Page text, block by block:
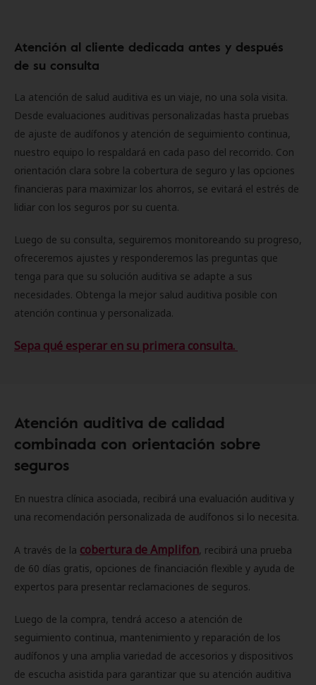
Atención al cliente dedicada antes y después
de su consulta
La atención de salud auditiva es un viaje, no una sola visita.
Desde evaluaciones auditivas personalizadas hasta pruebas
de ajuste de audífonos y atención de seguimiento continua,
nuestro equipo lo respaldará en cada paso del recorrido. Con
orientación clara sobre la cobertura de seguro y las opciones
financieras para maximizar los ahorros, se evitará el estrés de
lidiar con los seguros por su cuenta.
Luego de su consulta, seguiremos monitoreando su progreso,
ofreceremos ajustes y responderemos las preguntas que
tenga para que su solución auditiva se adapte a sus
necesidades. Obtenga la mejor salud auditiva posible con
atención continua y personalizada.
Sepa qué esperar en su primera consulta.
Atención auditiva de calidad
combinada con orientación sobre
seguros
En nuestra clínica asociada, recibirá una evaluación auditiva y
una recomendación personalizada de audífonos si lo necesita.
A través de la cobertura de Amplifon, recibirá una prueba
de 60 días gratis, opciones de financiación flexible y ayuda de
expertos para presentar reclamaciones de seguros.
Luego de la compra, tendrá acceso a atención de
seguimiento continua, mantenimiento y reparación de los
audífonos y una amplia variedad de accesorios y dispositivos
de escucha asistida para garantizar que su atención auditiva